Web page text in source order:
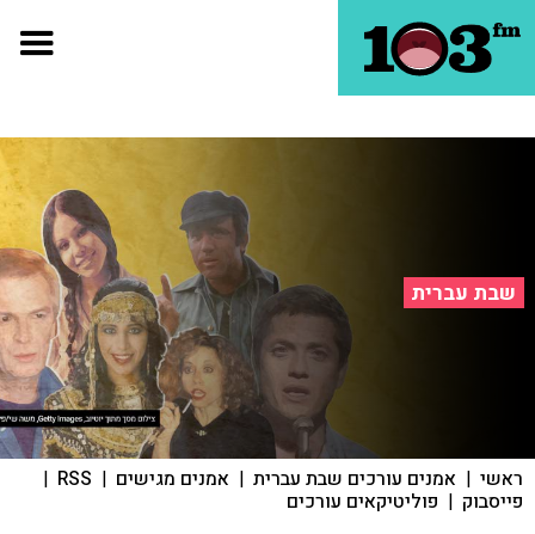
שבת עברית
ראשי | אמנים עורכים שבת עברית | אמנים מגישים |
RSS
|
פייסבוק | פוליטיקאים עורכים